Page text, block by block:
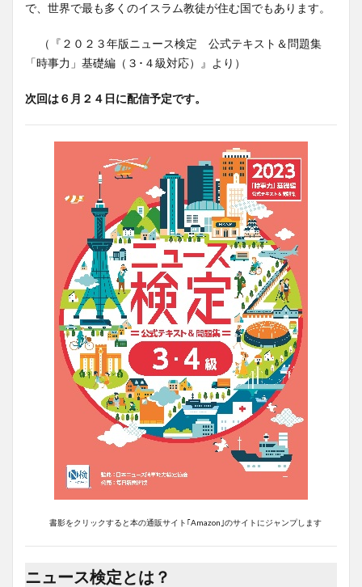
で、世界で最も多くのイスラム教徒が住む国でもあります。
（『２０２３年版ニュース検定 公式テキスト＆問題集
「時事力」基礎編（３･４級対応）』より）
次回は６月２４日に配信予定です。
書影をクリックすると本の通販サイト｢Amazon｣のサイトにジャンプします
ニュース検定とは？